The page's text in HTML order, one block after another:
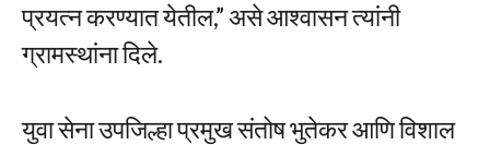
प्रयत्न करण्यात येतील,” असे आश्वासन त्यांनी
ग्रामस्थांना दिले.
युवा सेना उपजिल्हा प्रमुख संतोष भुतेकर आणि विशाल